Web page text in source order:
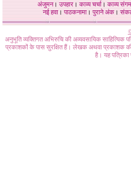
अंजुमन।उपहार।काव्य चर्चा।काव्य संगम
नई हवा। पाठकनामा। पुराने अंक।
अनुभूति व्यक्तिगत अभिरुचि की अव्यवसायिक
प्रकाशकों के पास सुरक्षित हैं। लेखक अथवा प्रकाशक की
है। यह पत्रिका